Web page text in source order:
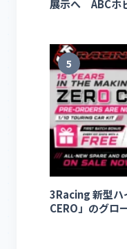
展示へ ABCホ
5
3Racing 新型ハ
CERO」のグロ